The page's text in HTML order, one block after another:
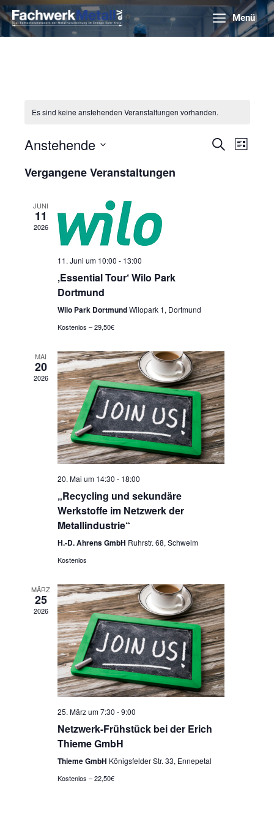
Zum
Inhalt
springen
Menü
Es sind keine anstehenden Veranstaltungen vorhanden.
Suche
Liste
Anstehende
wählen.
Vergangene Veranstaltungen
JUNI
11
2026
11. Juni um 10:00 - 13:00
‚Essential Tour‘ Wilo Park
Dortmund
Wilo Park DortmundWilopark 1, Dortmund
Kostenlos – 29,50€
MAI
20
2026
20. Mai um 14:30 - 18:00
„Recycling und sekundäre
Werkstoffe im Netzwerk der
Metallindustrie“
H.-D. Ahrens GmbH Ruhrstr. 68, Schwelm
Kostenlos
MÄRZ
25
2026
25. März um 7:30 -9:00
Netzwerk-Frühstück bei der Erich
Thieme GmbH
Thieme GmbH Königsfelder Str. 33, Ennepetal
Kostenlos – 22,50€